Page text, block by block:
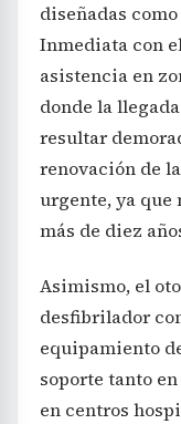
diseñadas
Inmediata con
asistencia en
donde la
resultar
renovación de
urgente, ya que
más de diez
Asimismo, el
desfibrilador
equipamiento
soporte tanto
en centros